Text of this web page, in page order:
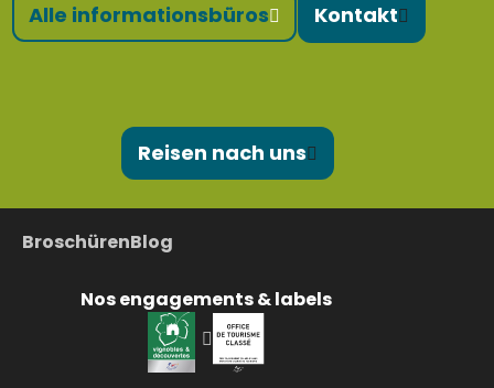
Alle informationsbüros Kontakt
Reisen nach uns
BroschürenBlog
Nos engagements & labels